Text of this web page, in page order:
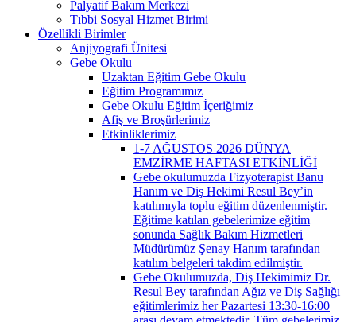
Palyatif Bakım Merkezi
Tıbbi Sosyal Hizmet Birimi
Özellikli Birimler
Anjiyografi Ünitesi
Gebe Okulu
Uzaktan Eğitim Gebe Okulu
Eğitim Programımız
Gebe Okulu Eğitim İçeriğimiz
Afiş ve Broşürlerimiz
Etkinliklerimiz
1-7 AĞUSTOS 2026 DÜNYA
EMZİRME HAFTASI ETKİNLİĞİ
Gebe okulumuzda Fizyoterapist Banu
Hanım ve Diş Hekimi Resul Bey’in
katılımıyla toplu eğitim düzenlenmiştir.
Eğitime katılan gebelerimize eğitim
sonunda Sağlık Bakım Hizmetleri
Müdürümüz Şenay Hanım tarafından
katılım belgeleri takdim edilmiştir.
Gebe Okulumuzda, Diş Hekimimiz Dr.
Resul Bey tarafından Ağız ve Diş Sağlığı
eğitimlerimiz her Pazartesi 13:30-16:00